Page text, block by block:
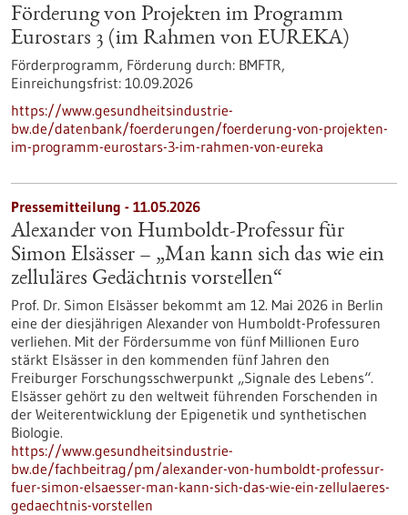
Förderung von Projekten im Programm
Eurostars 3 (im Rahmen von EUREKA)
Förderprogramm, Förderung durch: BMFTR,
Einreichungsfrist: 10.09.2026
https://www.gesundheitsindustrie-
bw.de/datenbank/foerderungen/foerderung-von-projekten-
im-programm-eurostars-3-im-rahmen-von-eureka
Pressemitteilung - 11.05.2026
Alexander von Humboldt-Professur für
Simon Elsässer – „Man kann sich das wie ein
zelluläres Gedächtnis vorstellen“
Prof. Dr. Simon Elsässer bekommt am 12. Mai 2026 in Berlin
eine der diesjährigen Alexander von Humboldt-Professuren
verliehen. Mit der Fördersumme von fünf Millionen Euro
stärkt Elsässer in den kommenden fünf Jahren den
Freiburger Forschungsschwerpunkt „Signale des Lebens“.
Elsässer gehört zu den weltweit führenden Forschenden in
der Weiterentwicklung der Epigenetik und synthetischen
Biologie.
https://www.gesundheitsindustrie-
bw.de/fachbeitrag/pm/alexander-von-humboldt-professur-
fuer-simon-elsaesser-man-kann-sich-das-wie-ein-zellulaeres-
gedaechtnis-vorstellen